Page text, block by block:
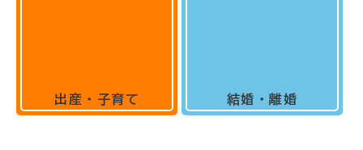
出産・子育て 結婚・離婚